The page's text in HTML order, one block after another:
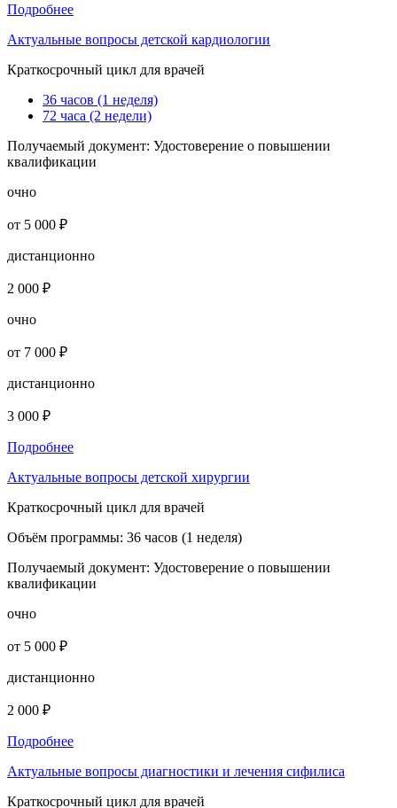
Подробнее
Актуальные вопросы детской кардиологии
Краткосрочный цикл для врачей
36 часов (1 неделя)
72 часа (2 недели)
Получаемый документ: Удостоверение о повышении
квалификации
очно
от 5 000 ₽
дистанционно
2 000 ₽
очно
от 7 000 ₽
дистанционно
3 000 ₽
Подробнее
Актуальные вопросы детской хирургии
Краткосрочный цикл для врачей
Объём программы: 36 часов (1 неделя)
Получаемый документ: Удостоверение о повышении
квалификации
очно
от 5 000 ₽
дистанционно
2 000 ₽
Подробнее
Актуальные вопросы диагностики и лечения сифилиса
Краткосрочный цикл для врачей